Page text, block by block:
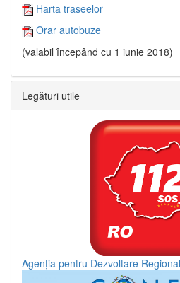
Harta traseelor
Orar autobuze
(valabil începând cu 1 iunie 2018)
Legături utile
Agenția pentru Dezvoltare